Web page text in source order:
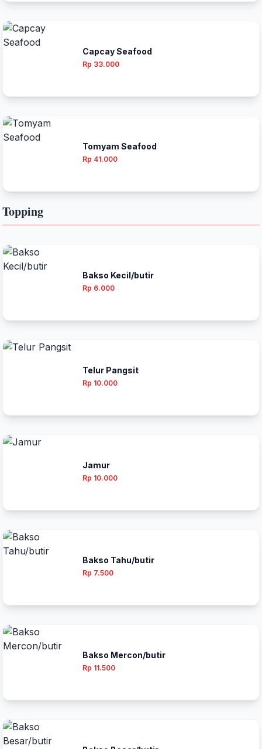
Capcay Seafood
Rp 33.000
Tomyam Seafood
Rp 41.000
Topping
Bakso Kecil/butir
Rp 6.000
Telur Pangsit
Rp 10.000
Jamur
Rp 10.000
Bakso Tahu/butir
Rp 7.500
Bakso Mercon/butir
Rp 11.500